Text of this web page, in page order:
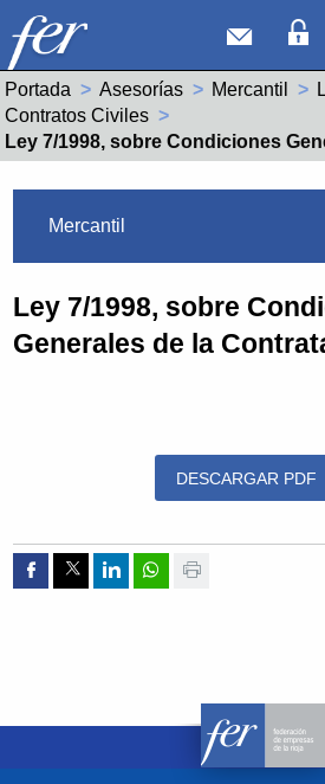
Portada Asesorías Mercantil
Contratos Civiles
Actual:
Ley 7/1998, sobre Condiciones Generales de
Mercantil
Ley 7/1998, sobre
Generales de la
DESCARGAR PDF
Compartir por Facebook
Compartir por Twitter
Compartir por Linkedin
Compartir por
Imprimir